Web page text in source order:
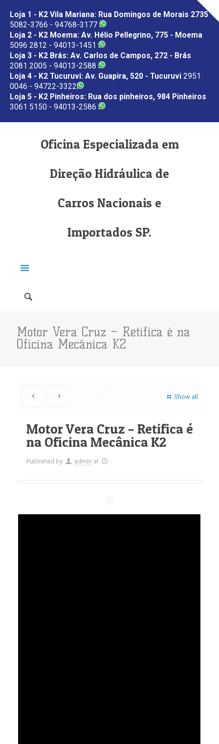
Loja 1 - K2 Vila Mariana: Rua Domingos de Morais 2735
5082-3766 - 94768-3177
Loja 2 - K2 Moema: Av. Hélio Pellegrino, 775 - Moema
5096 2812 - 94013-1451
Loja 3 - K2 Brás: Av. Carlos de Campos, 272 - Brás
2081 2005 - 94013-2588
Loja 4 - K2 Tucuruvi: Av. Guapira, 520 - Tucuruvi 2951
0046 - 94722-3322
Loja 5 - K2 Pinheiros: Rua dos pinheiros, 984 Pinheiros
3061 5150 - 94013-2586
Oficina Especializada em
Direção Hidráulica de
Carros Nacionais e
Importados SP.
Motor Vera Cruz – Retifica é na
Oficina Mecânica K2
Show all
Motor Vera Cruz – Retifica é
na Oficina Mecânica K2
Published by admin at